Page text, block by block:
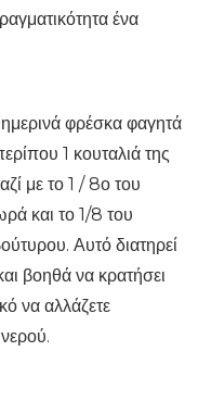
ένα
φρέσκα φαγητά
1 κουταλιά της
με το 1 / 8ο του
και το 1/8 του
Αυτό διατηρεί
βοηθά να κρατήσει
να αλλάζετε